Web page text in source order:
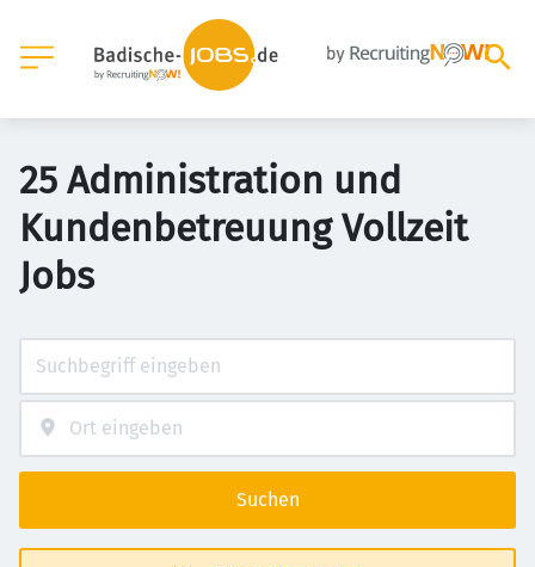
25 Administration und
Kundenbetreuung Vollzeit
Jobs
Suchen